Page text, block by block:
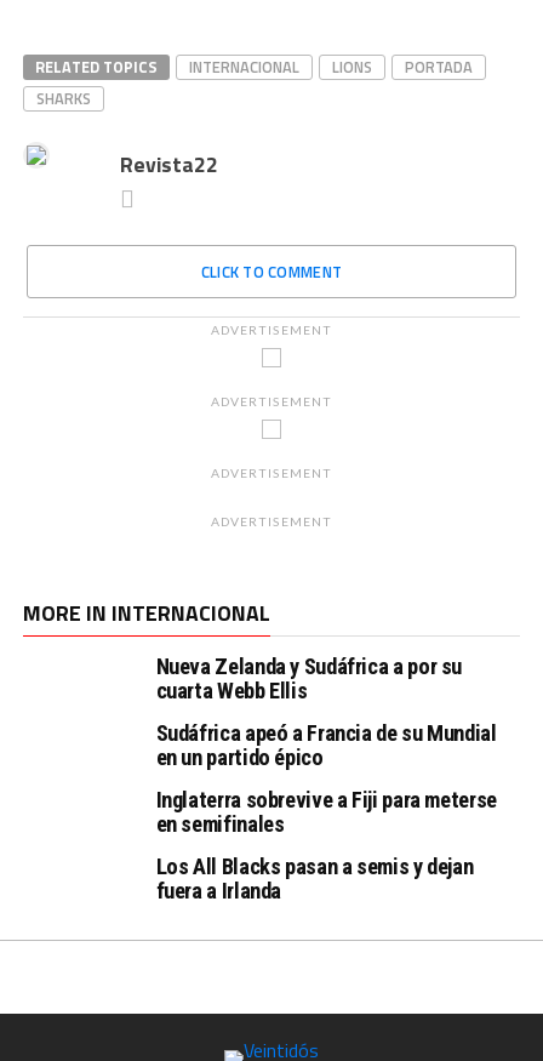
RELATED TOPICS INTERNACIONAL LIONS
PORTADA
SHARKS
Revista22
CLICK TO COMMENT
ADVERTISEMENT
ADVERTISEMENT
ADVERTISEMENT
ADVERTISEMENT
MORE IN INTERNACIONAL
Nueva Zelanda y Sudáfrica a por su
cuarta Webb Ellis
Sudáfrica apeó a Francia de su Mundial
en un partido épico
Inglaterra sobrevive a Fiji para meterse
en semifinales
Los All Blacks pasan a semis y dejan
fuera a Irlanda